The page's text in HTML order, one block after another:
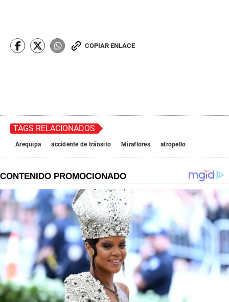
COPIAR ENLACE
TAGS RELACIONADOS
Arequipa accidente de tránsito Miraflores atropello